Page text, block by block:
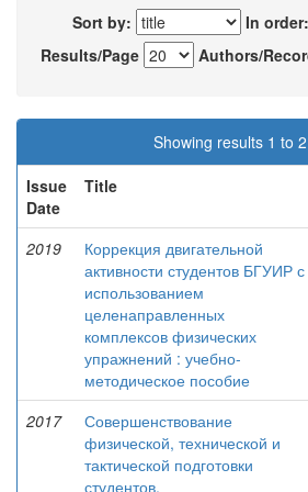
Sort by:
In order:
Results/Page
Authors/
Showing results 1 to
Issue
Date
Title
2019
Коррекция двигательной
активности студентов БГУИР с
использованием
целенаправленных
комплексов физических
упражнений : учебно-
методическое пособие
2017
Совершенствование
физической, технической и
тактической подготовки
студентов,